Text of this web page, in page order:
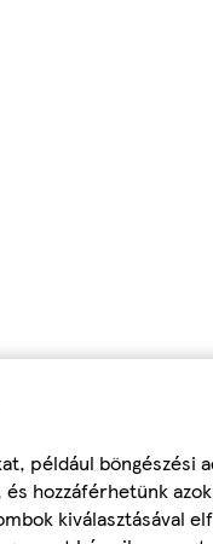
például böngészési
hozzáférhetünk
kiválasztásával